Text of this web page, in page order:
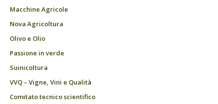
Macchine Agricole
Nova Agricoltura
Olivo e Olio
Passione in verde
Suinicoltura
VVQ – Vigne, Vini e Qualità
Comitato tecnico scientifico